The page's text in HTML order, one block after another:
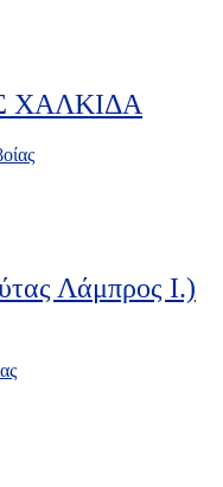
ΧΑΛΚΙΔΑ
Λάμπρος Ι.)